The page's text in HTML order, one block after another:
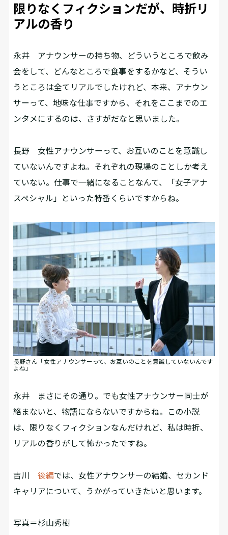
限りなくフィクションだが、時折リ
アルの香り
永井 アナウンサーの持ち物、どういうところで飲み
会をして、どんなところで食事をするかなど、そうい
うところは全てリアルでしたけれど、本来、アナウン
サーって、地味な仕事ですから、それをここまでのエ
ンタメにするのは、さすがだなと思いました。
長野 女性アナウンサーって、お互いのことを意識し
ていないんですよね。それぞれの現場のことしか考え
ていない。仕事で一緒になることなんて、「女子アナ
スペシャル」といった特番くらいですからね。
長野さん「女性アナウンサーって、お互いのことを意識していないんです
よね」
永井 まさにその通り。でも女性アナウンサー同士が
絡まないと、物語にならないですからね。この小説
は、限りなくフィクションなんだけれど、私は時折、
リアルの香りがして怖かったですね。
吉川 後編では、女性アナウンサーの結婚、セカンド
キャリアについて、うかがっていきたいと思います。
写真＝杉山秀樹